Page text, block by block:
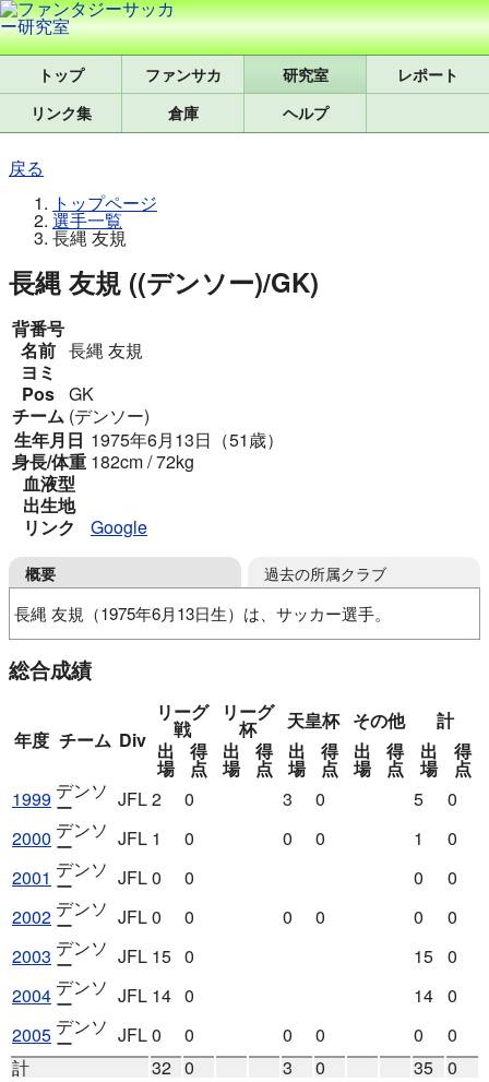
トップ 研究室
レポート
リンク集
倉庫 ヘルプ
戻る
トップページ
選手一覧
長縄 友規
長縄 友規 ((デンソー)/GK)
背番号
名前 長縄 友規
ヨミ
Pos GK
チーム (デンソー)
生年月日 1975年6月13日（51歳）
身長/体重 182cm / 72kg
血液型
出生地
リンク
Google
概要
長縄 友規（1975年6月13日生）は、サッカー選手。
過去の所属クラブ
総合成績
年度 チーム Div
リーグ
戦
リーグ
杯 天皇杯 その他
計
出
場
得
点
出
場
得
点
出
場
得
点
出
場
得
点
出
場
得
点
1999 デンソ
ー JFL2 0 3 0 5
0
2000 デンソ
ー JFL 1 0 0 0 1
0
2001 デンソ
ー JFL0 0 0
0
2002 デンソ
ー JFL0 0 0 0 0
0
2003 デンソ
ー JFL 15 0 15 0
2004 デンソ
ー JFL 14 0 14 0
2005 デンソ
ー JFL0 0 0 0 0
0
計
32 0 3 0 35 0